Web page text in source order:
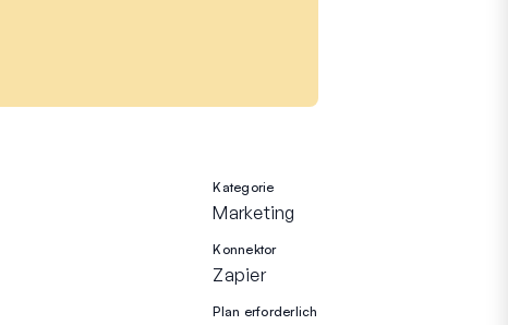
Kategorie
Marketing
Konnektor
Zapier
Plan erforderlich